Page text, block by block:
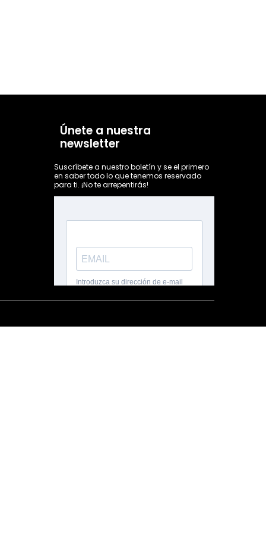
Únete a nuestra
newsletter
Suscríbete a nuestro boletín y se el primero
en saber todo lo que tenemos reservado
para ti. ¡No te arrepentirás!